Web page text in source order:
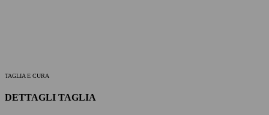
TAGLIA E CURA
DETTAGLI TAGLIA